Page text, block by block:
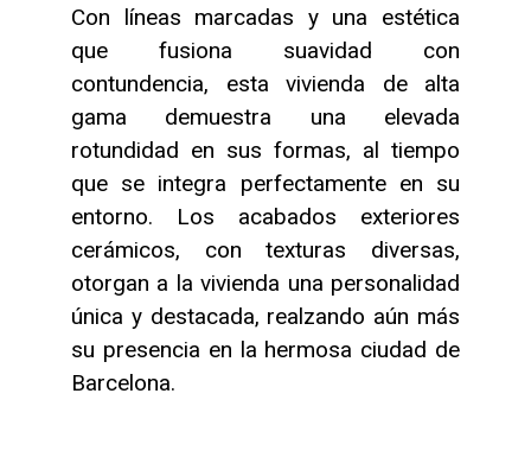
Con líneas marcadas y una estética
que fusiona suavidad con
contundencia, esta vivienda de alta
gama demuestra una elevada
rotundidad en sus formas, al tiempo
que se integra perfectamente en su
entorno. Los acabados exteriores
cerámicos, con texturas diversas,
otorgan a la vivienda una personalidad
única y destacada, realzando aún más
su presencia en la hermosa ciudad de
Barcelona.